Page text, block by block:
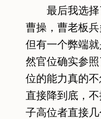
最后我选择
曹操，曹老板
但有一个弊端
然官位确实参
位的能力真的
直接降到底，
子高位者直接